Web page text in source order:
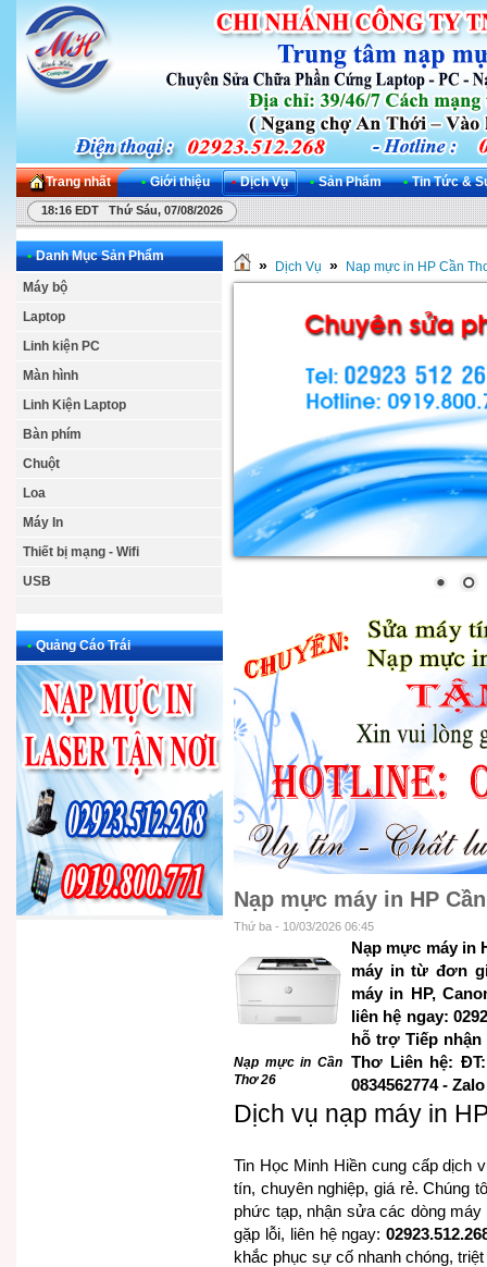
Trang nhất • Giới thiệu • Dịch Vụ • Sản Phẩm • Tin Tức &
18:16 EDT Thứ Sáu, 07/08/2026
• Danh Mục Sản Phẩm
Máy bộ
Laptop
Linh kiện PC
Màn hình
Linh Kiện Laptop
Bàn phím
Chuột
Loa
Máy In
Thiết bị mạng - Wifi
USB
• Quảng Cáo Trái
» Dịch Vụ » Nap mực in HP Cần
Nạp mực máy in HP
Thứ ba - 10/03/2026 06:45
Nạp mực in Cần
Thơ 26
Nạp mực máy in
máy in từ đơn
máy in HP,
liên hệ ngay:
hỗ trợ Tiếp nhận
Thơ Liên hệ: ĐT:
0834562774 -
Dịch vụ nạp máy in
Tin Học Minh Hiền cung cấp dịch
tín, chuyên nghiệp, giá rẻ. Chúng
phức tạp, nhận sửa các dòng
gặp lỗi, liên hệ ngay:
khắc phục sự cố nhanh chóng, triệt